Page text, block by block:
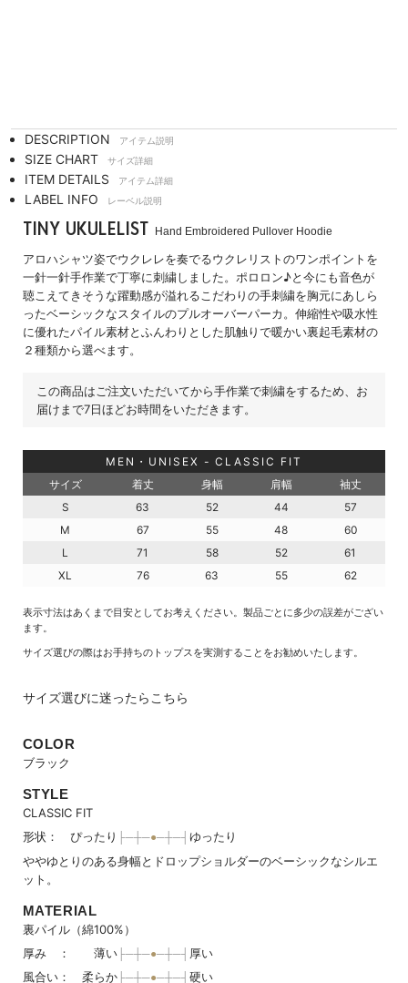
DESCRIPTION アイテム説明
SIZE CHART サイズ詳細
ITEM DETAILS アイテム詳細
LABEL INFO レーベル説明
TINY UKULELIST Hand Embroidered Pullover Hoodie
アロハシャツ姿でウクレレを奏でるウクレリストのワンポイントを
一針一針手作業で丁寧に刺繍しました。ポロロン♪と今にも音色が
聴こえてきそうな躍動感が溢れるこだわりの手刺繍を胸元にあしら
ったベーシックなスタイルのプルオーバーパーカ。伸縮性や吸水性
に優れたパイル素材とふんわりとした肌触りで暖かい裏起毛素材の
２種類から選べます。
この商品はご注文いただいてから手作業で刺繍をするため、お
届けまで7日ほどお時間をいただきます。
MEN・UNISEX - CLASSIC FIT
サイズ
着丈 身幅 肩幅
袖丈
S
63 52 44
57
M
67 55 48
60
L
71 58 52
61
XL
76 63 55 62
表示寸法はあくまで目安としてお考えください。製品ごとに多少の誤差がござい
ます。
サイズ選びの際はお手持ちのトップスを実測することをお勧めいたします。
サイズ選びに迷ったらこちら
COLOR
ブラック
STYLE
CLASSIC FIT
形状： ぴったり ゆったり
ややゆとりのある身幅とドロップショルダーのベーシックなシルエ
ット。
MATERIAL
裏パイル（綿100%）
厚み ： 薄い
厚い
風合い： 柔らか
硬い